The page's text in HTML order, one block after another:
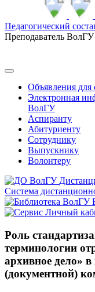
Педагогический
Преподаватель ВолГУ
Объявления для
Электронная
ВолГУ
Аспиранту
Абитуриенту
Сотруднику
Выпускнику
Волонтеру
Система
Роль
терминологии
архивное дело»
(документной)